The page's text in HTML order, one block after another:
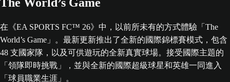
在《EA SPORTS FC™ 26》中，以前所未有的方式體驗「The
World’s Game」。最新更新推出了全新的國際錦標賽模式，包含
48 支國家隊，以及可供遊玩的全新真實球場。接受國際主題的
「領隊即時挑戰」，並與全新的國際超級球星和英雄一同進入
「球員職業生涯」。